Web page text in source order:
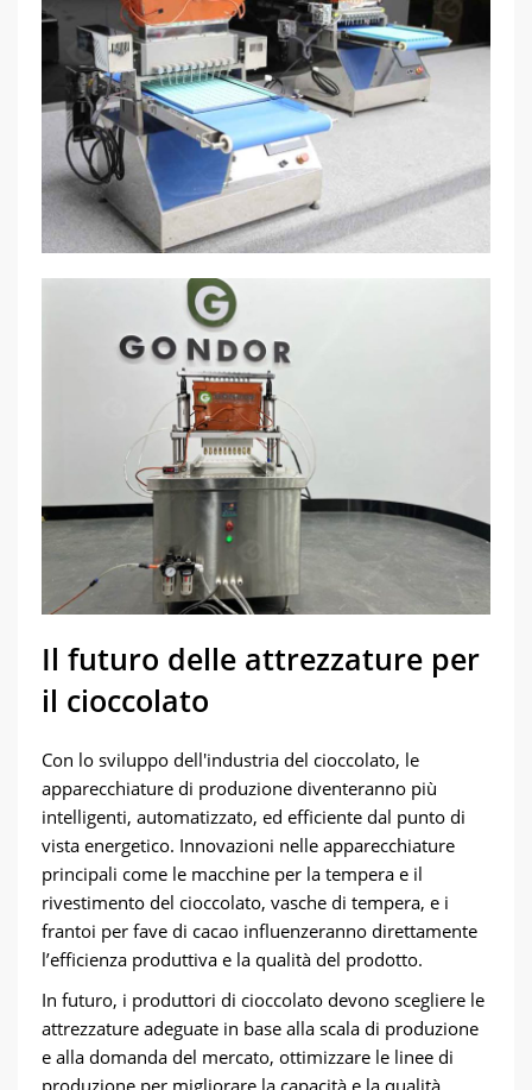
Il futuro delle attrezzature per
il cioccolato
Con lo sviluppo dell'industria del cioccolato, le
apparecchiature di produzione diventeranno più
intelligenti, automatizzato, ed efficiente dal punto di
vista energetico. Innovazioni nelle apparecchiature
principali come le macchine per la tempera e il
rivestimento del cioccolato, vasche di tempera, e i
frantoi per fave di cacao influenzeranno direttamente
l’efficienza produttiva e la qualità del prodotto.
In futuro, i produttori di cioccolato devono scegliere le
attrezzature adeguate in base alla scala di produzione
e alla domanda del mercato, ottimizzare le linee di
produzione per migliorare la capacità e la qualità